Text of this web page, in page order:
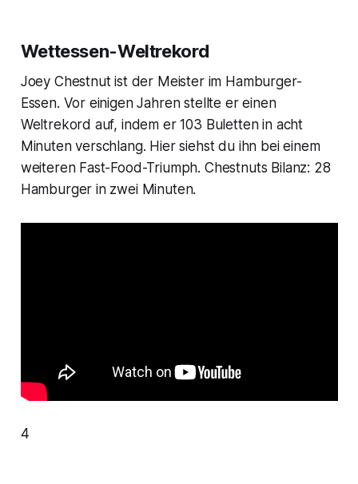
Wettessen-Weltrekord
Joey Chestnut ist der Meister im Hamburger-
Essen. Vor einigen Jahren stellte er einen
Weltrekord auf, indem er 103 Buletten in acht
Minuten verschlang. Hier siehst du ihn bei einem
weiteren Fast-Food-Triumph. Chestnuts Bilanz: 28
Hamburger in zwei Minuten.
4